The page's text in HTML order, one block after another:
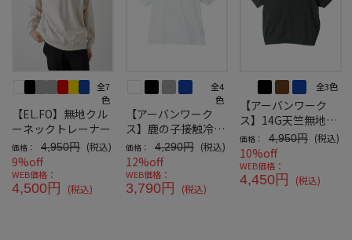
全7
色
【EL.FO】無地クル
ーネックトレーナー
価格： 4,950円 (税込)
9%off
WEB価格：
4,500円 (税込)
全4
色
【アーバンワーク
ス】鹿の子接触冷感
Tシャツクルーネッ
ク
価格： 4,290円 (税込)
12%off
WEB価格：
3,790円 (税込)
全3色
【アーバンワーク
ス】14G天竺無地調
ニットクルーネック
価格： 4,950円 (税込)
10%off
WEB価格：
4,450円 (税込)